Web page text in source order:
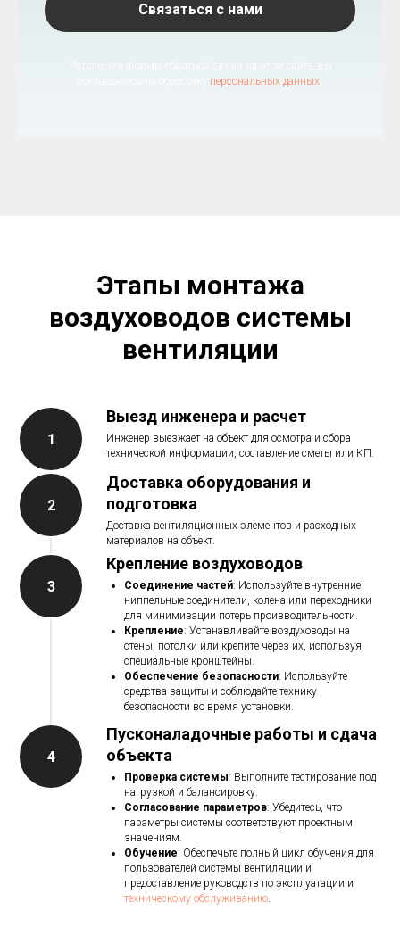
Связаться с нами
персональных данных
Этапы монтажа
воздуховодов системы
вентиляции
Выезд инженера и расчет
Инженер выезжает на объект для осмотра и сбора
технической информации, составление сметы или КП.
Доставка оборудования и
подготовка
Доставка вентиляционных элементов и расходных
материалов на объект.
Крепление воздуховодов
Соединение частей: Используйте внутренние
ниппельные соединители, колена или переходники
для минимизации потерь производительности.
Крепление: Устанавливайте воздуховоды на
стены, потолки или крепите через их, используя
специальные кронштейны.
Обеспечение безопасности: Используйте
средства защиты и соблюдайте технику
безопасности во время установки.
Пусконаладочные работы и сдача
объекта
Проверка системы: Выполните тестирование под
нагрузкой и балансировку.
Согласование параметров: Убедитесь, что
параметры системы соответствуют проектным
значениям.
Обучение: Обеспечьте полный цикл обучения для
пользователей системы вентиляции и
предоставление руководств по эксплуатации и
техническому обслуживанию.